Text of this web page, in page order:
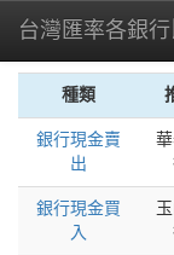
台灣匯率各銀
種類
銀行現金賣
出
銀行現金買
入